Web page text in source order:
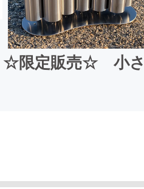
☆限定販売☆ 小さ